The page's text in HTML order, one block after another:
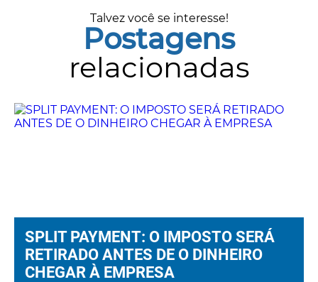
Talvez você se interesse!
Postagens
relacionadas
SPLIT PAYMENT: O IMPOSTO SERÁ
RETIRADO ANTES DE O DINHEIRO
CHEGAR À EMPRESA